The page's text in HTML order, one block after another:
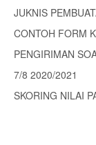
JUKNIS
CONTOH FORM
PENGIRIMAN
7/8 2020/2021
SKORING NILAI